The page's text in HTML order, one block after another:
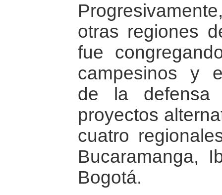
otras regiones
fue
campesinos y
de la
proyectos
cuatro
Bucaramanga,
Bogotá.